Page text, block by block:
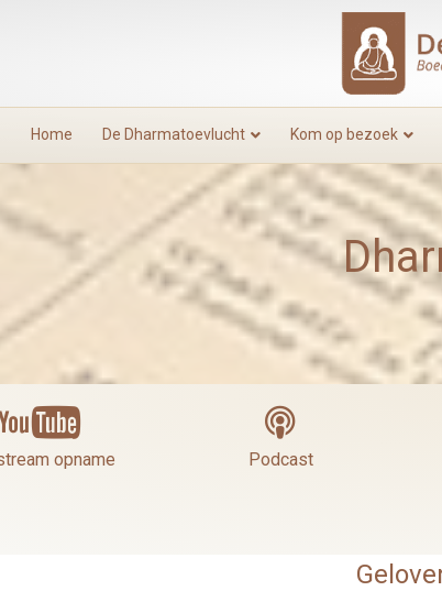
Home De Dharmatoevlucht Kom op bezoek
opname
opname
MP3
Podcast